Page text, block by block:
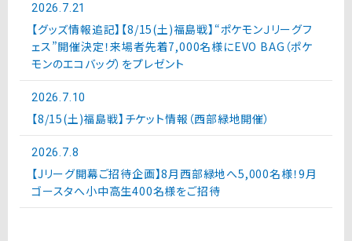
2026.7.21
【グッズ情報追記】【8/15(土)福島戦】“ポケモンＪリーグフ
ェス”開催決定！来場者先着7,000名様にEVO BAG（ポケ
モンのエコバッグ）をプレゼント
2026.7.10
【8/15(土)福島戦】チケット情報（西部緑地開催）
2026.7.8
【Jリーグ開幕ご招待企画】8月西部緑地へ5,000名様！9月
ゴースタへ小中高生400名様をご招待